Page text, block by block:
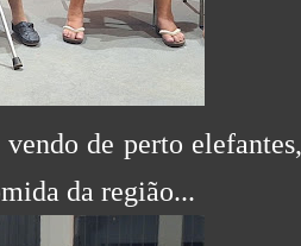
de perto elefantes,
da região...